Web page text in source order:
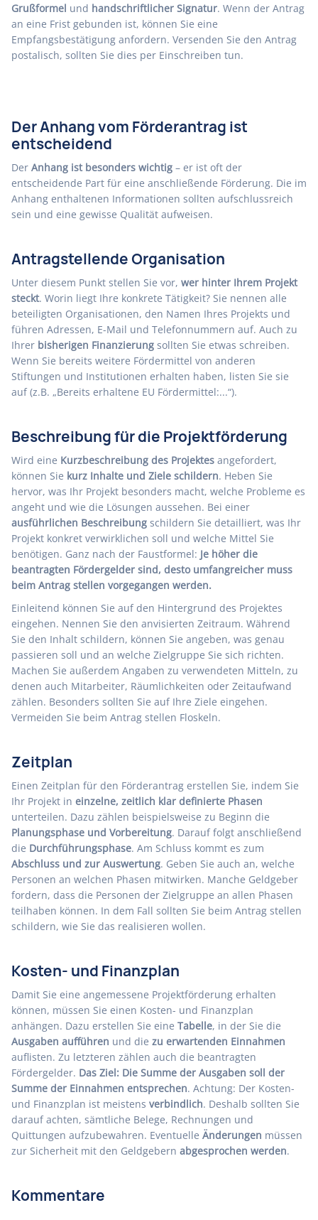
Grußformel und handschriftlicher Signatur. Wenn der Antrag
an eine Frist gebunden ist, können Sie eine
Empfangsbestätigung anfordern. Versenden Sie den Antrag
postalisch, sollten Sie dies per Einschreiben tun.
Der Anhang vom Förderantrag ist
entscheidend
Der Anhang ist besonders wichtig – er ist oft der
entscheidende Part für eine anschließende Förderung. Die im
Anhang enthaltenen Informationen sollten aufschlussreich
sein und eine gewisse Qualität aufweisen.
Antragstellende Organisation
Unter diesem Punkt stellen Sie vor, wer hinter Ihrem Projekt
steckt. Worin liegt Ihre konkrete Tätigkeit? Sie nennen alle
beteiligten Organisationen, den Namen Ihres Projekts und
führen Adressen, E-Mail und Telefonnummern auf. Auch zu
Ihrer bisherigen Finanzierung sollten Sie etwas schreiben.
Wenn Sie bereits weitere Fördermittel von anderen
Stiftungen und Institutionen erhalten haben, listen Sie sie
auf (z.B. „Bereits erhaltene EU Fördermittel:...“).
Beschreibung für die Projektförderung
Wird eine Kurzbeschreibung des Projektes angefordert,
können Sie kurz Inhalte und Ziele schildern. Heben Sie
hervor, was Ihr Projekt besonders macht, welche Probleme es
angeht und wie die Lösungen aussehen. Bei einer
ausführlichen Beschreibung schildern Sie detailliert, was Ihr
Projekt konkret verwirklichen soll und welche Mittel Sie
benötigen. Ganz nach der Faustformel: Je höher die
beantragten Fördergelder sind, desto umfangreicher muss
beim Antrag stellen vorgegangen werden.
Einleitend können Sie auf den Hintergrund des Projektes
eingehen. Nennen Sie den anvisierten Zeitraum. Während
Sie den Inhalt schildern, können Sie angeben, was genau
passieren soll und an welche Zielgruppe Sie sich richten.
Machen Sie außerdem Angaben zu verwendeten Mitteln, zu
denen auch Mitarbeiter, Räumlichkeiten oder Zeitaufwand
zählen. Besonders sollten Sie auf Ihre Ziele eingehen.
Vermeiden Sie beim Antrag stellen Floskeln.
Zeitplan
Einen Zeitplan für den Förderantrag erstellen Sie, indem Sie
Ihr Projekt in einzelne, zeitlich klar definierte Phasen
unterteilen. Dazu zählen beispielsweise zu Beginn die
Planungsphase und Vorbereitung. Darauf folgt anschließend
die Durchführungsphase. Am Schluss kommt es zum
Abschluss und zur Auswertung. Geben Sie auch an, welche
Personen an welchen Phasen mitwirken. Manche Geldgeber
fordern, dass die Personen der Zielgruppe an allen Phasen
teilhaben können. In dem Fall sollten Sie beim Antrag stellen
schildern, wie Sie das realisieren wollen.
Kosten- und Finanzplan
Damit Sie eine angemessene Projektförderung erhalten
können, müssen Sie einen Kosten- und Finanzplan
anhängen. Dazu erstellen Sie eine Tabelle, in der Sie die
Ausgaben aufführen und die zu erwartenden Einnahmen
auflisten. Zu letzteren zählen auch die beantragten
Fördergelder. Das Ziel: Die Summe der Ausgaben soll der
Summe der Einnahmen entsprechen. Achtung: Der Kosten-
und Finanzplan ist meistens verbindlich. Deshalb sollten Sie
darauf achten, sämtliche Belege, Rechnungen und
Quittungen aufzubewahren. Eventuelle Änderungen müssen
zur Sicherheit mit den Geldgebern abgesprochen werden.
Kommentare